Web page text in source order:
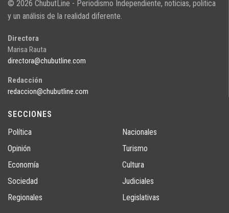
© 2026 ChubutLine - Periodismo Independiente, noticias, politica
y un análisis de la realidad diferente.
Directora
Marisa Rauta
directora@chubutline.com
Redacción
redaccion@chubutline.com
SECCIONES
Política
Opinión
Economía
Sociedad
Regionales
Nacionales
Turismo
Cultura
Judiciales
Legislativas